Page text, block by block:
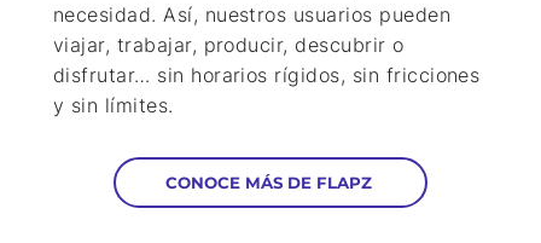
necesidad. Así, nuestros usuarios pueden
viajar, trabajar, producir, descubrir o
disfrutar… sin horarios rígidos, sin fricciones
y sin límites.
CONOCE MÁS DE FLAPZ